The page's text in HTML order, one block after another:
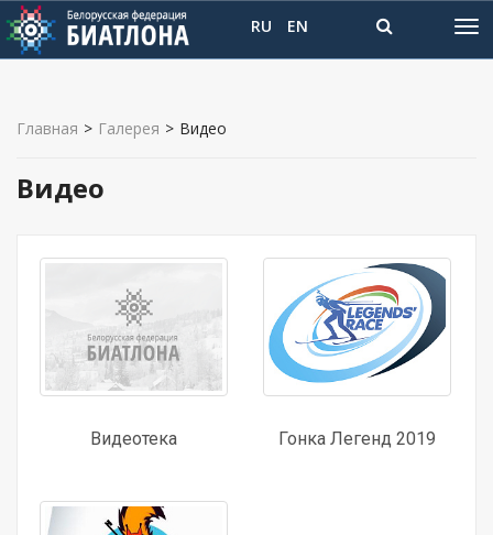
RU EN
Главная > Галерея > Видео
Видео
Видеотека Гонка Легенд 2019